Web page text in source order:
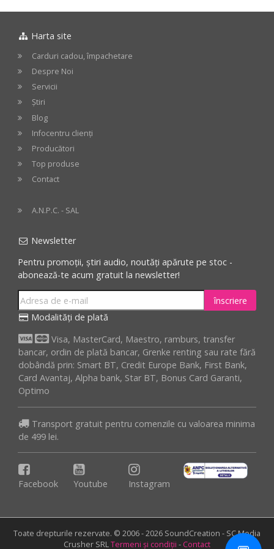
Harta site
Carduri cadou, împachetare
Despre Noi
Servicii
Știri
Blog
Infocentru clienți
Producători
Top produse
Contact
A.N.P.C. - SAL
Newsletter
Pentru promoții, știri audio, noutăți apărute pe stoc -
abonează-te acum gratuit la newsletter!
înscriere
Modalități de plată
Visa, MasterCard, Maestro, ramburs, transfer
bancar, ordin de plată bancar, Grenke renting sau rate fără
dobândă prin: Smart BT, Credit Europe Bank, First Bank,
Card Avantaj, Alpha bank, Star BT, Bonus Card Garanti,
Optimo
Transport gratuit pentru comenzile cu valoarea minima
de 499 lei.
Facebook Youtube Instagram
Toate drepturile rezervate. © 2006 - 2026 SoundCreation - SC Media
Crusher SRLTermeni și condiții - Contact